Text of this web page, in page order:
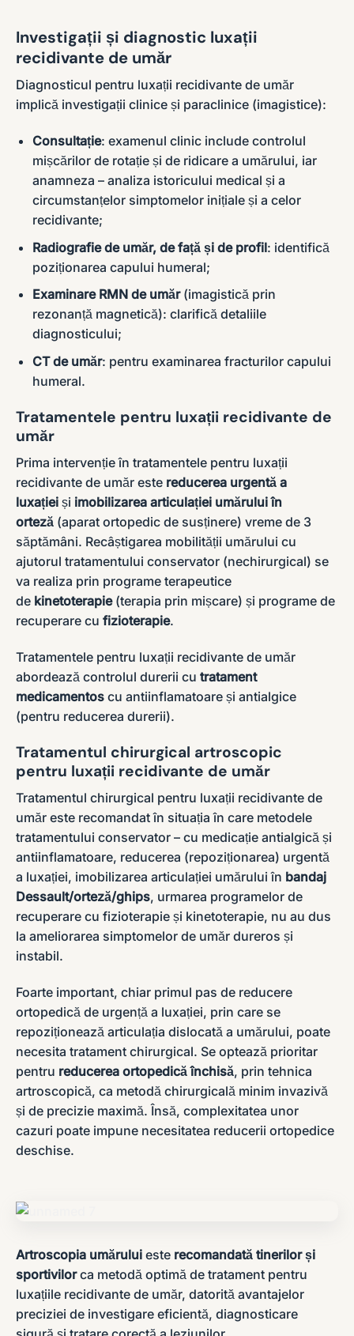
Investigații și diagnostic luxații
recidivante de umăr
Diagnosticul pentru luxații recidivante de umăr
implică investigații clinice și paraclinice (imagistice):
Consultație: examenul clinic include controlul
mișcărilor de rotație și de ridicare a umărului, iar
anamneza – analiza istoricului medical și a
circumstanțelor simptomelor inițiale și a celor
recidivante;
Radiografie de umăr, de față și de profil: identifică
poziționarea capului humeral;
Examinare RMN de umăr(imagistică prin
rezonanță magnetică): clarifică detaliile
diagnosticului;
CT de umăr: pentru examinarea fracturilor capului
humeral.
Tratamentele pentru luxații recidivante de
umăr
Prima intervenție în tratamentele pentru luxații
recidivante de umăr este reducerea urgentă a
luxației și imobilizarea articulației umărului în
orteză (aparat ortopedic de susținere) vreme de 3
săptămâni. Recâștigarea mobilității umărului cu
ajutorul tratamentului conservator (nechirurgical) se
va realiza prin programe terapeutice
de kinetoterapie (terapia prin mișcare) și programe de
recuperare cu fizioterapie.
Tratamentele pentru luxații recidivante de umăr
abordează controlul durerii cu tratament
medicamentos cu antiinflamatoare și antialgice
(pentru reducerea durerii).
Tratamentul chirurgical artroscopic
pentru luxații recidivante de umăr
Tratamentul chirurgical pentru luxații recidivante de
umăr este recomandat în situația în care metodele
tratamentului conservator – cu medicație antialgică și
antiinflamatoare, reducerea (repoziționarea) urgentă
a luxației, imobilizarea articulației umărului în bandaj
Dessault/orteză/ghips, urmarea programelor de
recuperare cu fizioterapie și kinetoterapie, nu au dus
la ameliorarea simptomelor de umăr dureros și
instabil.
Foarte important, chiar primul pas de reducere
ortopedică de urgență a luxației, prin care se
repoziționează articulația dislocată a umărului, poate
necesita tratament chirurgical. Se optează prioritar
pentru reducerea ortopedică închisă, prin tehnica
artroscopică, ca metodă chirurgicală minim invazivă
și de precizie maximă. Însă, complexitatea unor
cazuri poate impune necesitatea reducerii ortopedice
deschise.
Artroscopia umărului este recomandată tinerilor și
sportivilorca metodă optimă de tratament pentru
luxațiile recidivante de umăr, datorită avantajelor
preciziei de investigare eficientă, diagnosticare